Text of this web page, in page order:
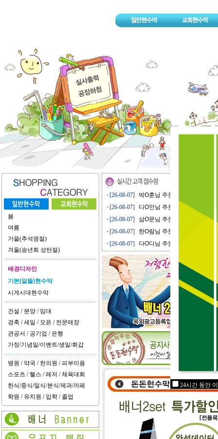
봄
여름
가을(추석명절)
겨울(송년회 성탄절)
배경디자인
기본(알뜰)현수막
시게시대현수막
건설 / 분양 / 임대
경축 / 세일 / 오픈 / 전문매장
관공서 / 공기업 / 은행
가정/기념일/이벤트/생일/회갑
병원 / 약국 / 한의원 / 피부미용
스포츠 / 헬스 / 레저 / 체육대회
한식/중식/일식/분식/제과/까페
학원 / 유치원 / 입학 / 졸업
[26-08-07]
박O훈님 주문접수
[26-08-07]
디O인님 주문접수
[26-08-07]
삼O문님 주문접수
[26-08-07]
한O람님 주문접수
[26-08-07]
다O디님 주문접수
24시간 동안